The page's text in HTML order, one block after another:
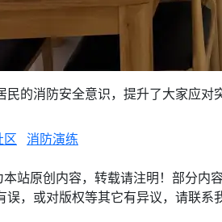
民的消防安全意识，提升了大家应
区 消防演练
本站原创内容，转载请注明！部分
，或对版权等其它有异议，请联系